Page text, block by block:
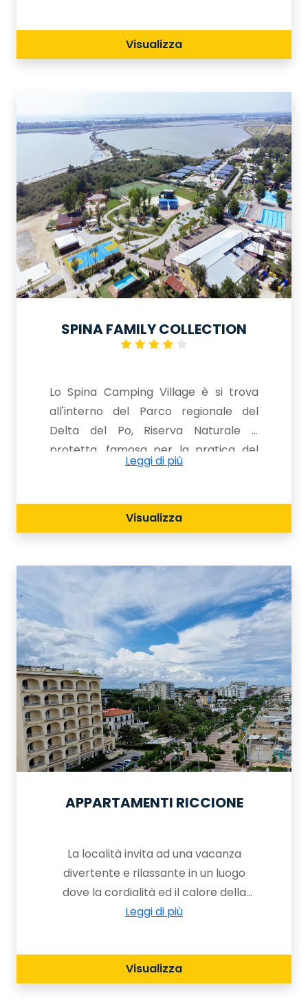
l’Adriano Family Camping Village è una
delle destinazioni più belle della riviera
occhi aperti! La natura, il mare
cristallino, la pineta e il parco
acquatico ti faranno vivere una
vacanza unica e indimenticabile.
Visualizza
SPINA FAMILY COLLECTION
Lo Spina Camping Village è si trova
all'interno del Parco regionale del
Delta del Po, Riserva Naturale e
protetta, famosa per la pratica del
bird watching. Il camping si trova in
in provincia di Ferrara e occupa una
superficie di oltre 24 ettari. Lido di
Ferraresi, è una nota località balneare
immersa nel verde e circondata dalle
acque del mare e della laguna. Ampi e
curati parchi, viali alberati e rigogliose
pinete caratterizzano Lido di Spina
come un paradiso naturale ideale per
tutte le attività all’aria aperta. In
estate è una grande palestra a cielo
aperto, gli sportivi in vacanza possono
scegliere fra tantissimi sport da
praticare in acqua, sulla sabbia, nei
parchi e nei campi attrezzati
Leggi di più
Visualizza
APPARTAMENTI RICCIONE
La località invita ad una vacanza
divertente e rilassante in un luogo
dove la cordialità ed il calore della
gente nasce da una innata tradizione
Leggi di più
Visualizza